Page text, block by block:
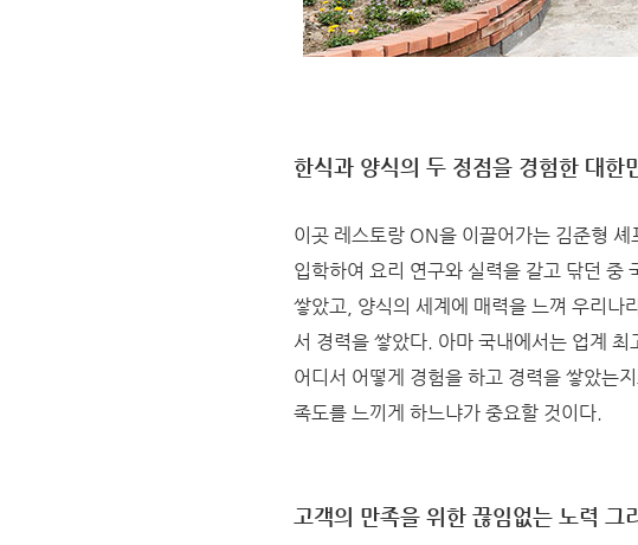
한식과 양식의 두 정점을 경험한 대한
이곳 레스토랑 ON을 이끌어가는 김준형
입학하여 요리 연구와 실력을 갈고 닦던 중
쌓았고, 양식의 세계에 매력을 느껴 우리나
서 경력을 쌓았다. 아마 국내에서는 업계
어디서 어떻게 경험을 하고 경력을 쌓았는
족도를 느끼게 하느냐가 중요할 것이다.
고객의 만족을 위한 끊임없는 노력 그